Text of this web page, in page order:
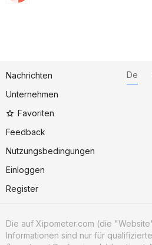
Nachrichten
Unternehmen
Favoriten
Feedback
Nutzungsbedingungen
Einloggen
Register
De
Die auf Xipometer.com (die
Informationen sind nur für